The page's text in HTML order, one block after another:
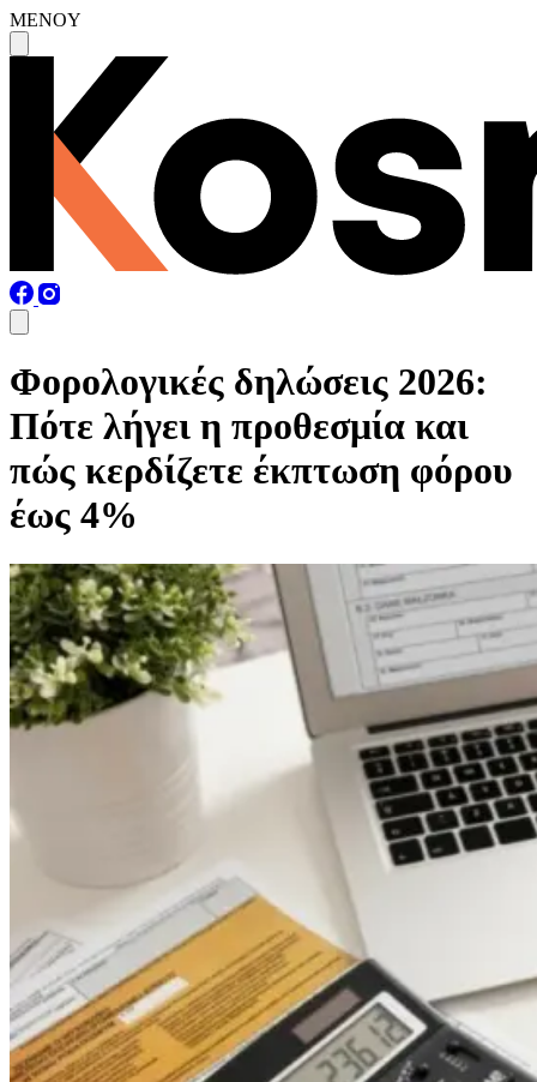
MENOY
Φορολογικές δηλώσεις 2026:
Πότε λήγει η προθεσμία και
πώς κερδίζετε έκπτωση φόρου
έως 4%